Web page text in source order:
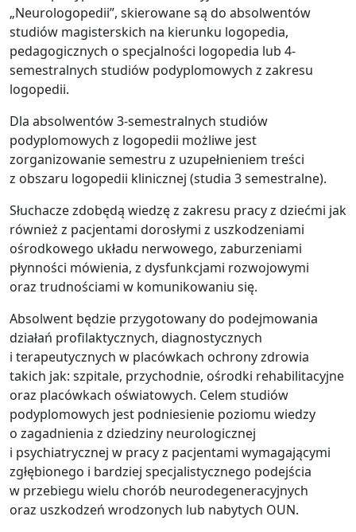
„Neurologopedii”, skierowane są do absolwentów
studiów magisterskich na kierunku logopedia,
pedagogicznych o specjalności logopedia lub 4-
semestralnych studiów podyplomowych z zakresu
logopedii.
Dla absolwentów 3-semestralnych studiów
podyplomowych z logopedii możliwe jest
zorganizowanie semestru z uzupełnieniem treści
z obszaru logopedii klinicznej (studia 3 semestralne).
Słuchacze zdobędą wiedzę z zakresu pracy z dziećmi jak
również z pacjentami dorosłymi z uszkodzeniami
ośrodkowego układu nerwowego, zaburzeniami
płynności mówienia, z dysfunkcjami rozwojowymi
oraz trudnościami w komunikowaniu się.
Absolwent będzie przygotowany do podejmowania
działań profilaktycznych, diagnostycznych
i terapeutycznych w placówkach ochrony zdrowia
takich jak: szpitale, przychodnie, ośrodki rehabilitacyjne
oraz placówkach oświatowych. Celem studiów
podyplomowych jest podniesienie poziomu wiedzy
o zagadnienia z dziedziny neurologicznej
i psychiatrycznej w pracy z pacjentami wymagającymi
zgłębionego i bardziej specjalistycznego podejścia
w przebiegu wielu chorób neurodegeneracyjnych
oraz uszkodzeń wrodzonych lub nabytych OUN.